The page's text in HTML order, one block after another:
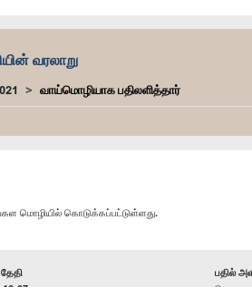
வரலாறு
வாய்மொழியாக பதிலளித்தார்
மொழியில் கொடுக்கப்பட்டுள்ளது.
பதில்